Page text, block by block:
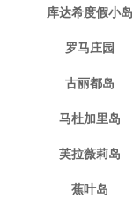
库达希度假小岛
罗马庄园
古丽都岛
马杜加里岛
芙拉薇莉岛
蕉叶岛